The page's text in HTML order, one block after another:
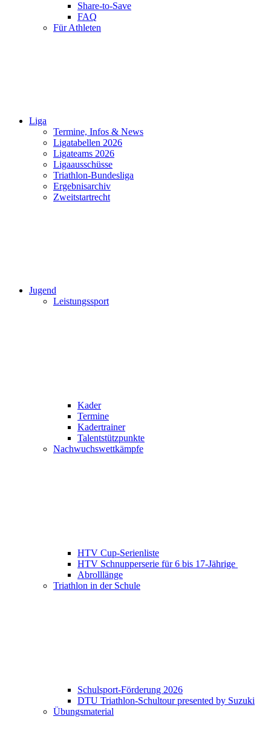
Share-to-Save
FAQ
Für Athleten
Liga
Termine, Infos & News
Ligatabellen 2026
Ligateams 2026
Ligaausschüsse
Triathlon-Bundesliga
Ergebnisarchiv
Zweitstartrecht
Jugend
Leistungssport
Kader
Termine
Kadertrainer
Talentstützpunkte
Nachwuchswettkämpfe
HTV Cup-Serienliste
HTV Schnupperserie für 6 bis 17-Jährige
Abrolllänge
Triathlon in der Schule
Schulsport-Förderung 2026
DTU Triathlon-Schultour presented by Suzuki
Übungsmaterial